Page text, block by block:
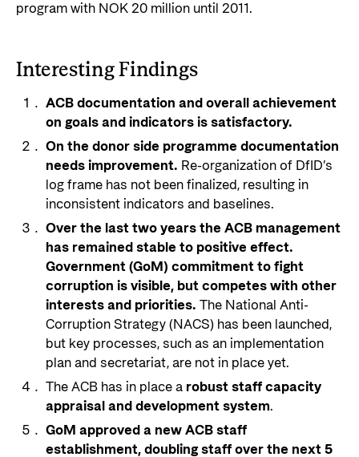
program with NOK 20 million until 2011.
Interesting Findings
ACB documentation and overall achievement
on goals and indicators is satisfactory.
On the donor side programme documentation
needs improvement. Re-organization of DfID’s
log frame has not been finalized, resulting in
inconsistent indicators and baselines.
Over the last two years the ACB management
has remained stable to positive effect.
Government (GoM) commitment to fight
corruption is visible, but competes with other
interests and priorities. The National Anti-
Corruption Strategy (NACS) has been launched,
but key processes, such as an implementation
plan and secretariat, are not in place yet.
The ACB has in place a robust staff capacity
appraisal and development system.
GoM approved a new ACB staff
establishment, doubling staff over the next 5